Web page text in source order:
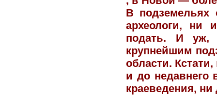
В подземельях
археологи, ни
подать. И уж,
крупнейшим
области.
и до недавнего
краеведения,